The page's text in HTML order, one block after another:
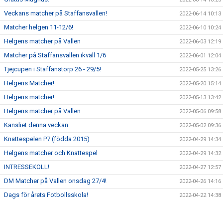
Veckans matcher på Staffansvallen! 2022-06-14 10:13
Matcher helgen 11-12/6! 2022-06-10 10:24
Helgens matcher på Vallen 2022-06-03 12:19
Matcher på Staffansvallen ikväll 1/6 2022-06-01 12:04
Tjejcupen i Staffanstorp 26 - 29/5! 2022-05-25 13:26
Helgens Matcher! 2022-05-20 15:14
Helgens matcher! 2022-05-13 13:42
Helgens matcher på Vallen 2022-05-06 09:58
Kansliet denna veckan 2022-05-02 09:36
Knattespelen P7 (födda 2015) 2022-04-29 14:34
Helgens matcher och Knattespel 2022-04-29 14:32
INTRESSEKOLL! 2022-04-27 12:57
DM Matcher på Vallen onsdag 27/4! 2022-04-26 14:16
Dags för årets Fotbollsskola! 2022-04-22 14:38